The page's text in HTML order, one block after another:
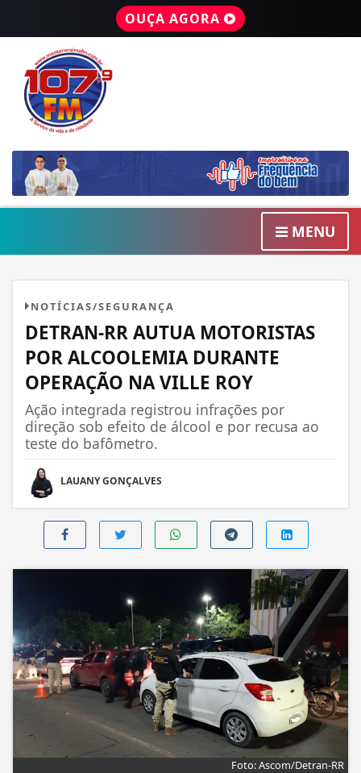
OUÇA AGORA
MENU
NOTÍCIAS/SEGURANÇA
DETRAN-RR AUTUA MOTORISTAS
POR ALCOOLEMIA DURANTE
OPERAÇÃO NA VILLE ROY
Ação integrada registrou infrações por
direção sob efeito de álcool e por recusa ao
teste do bafômetro.
LAUANY GONÇALVES
Foto: Ascom/Detran-RR